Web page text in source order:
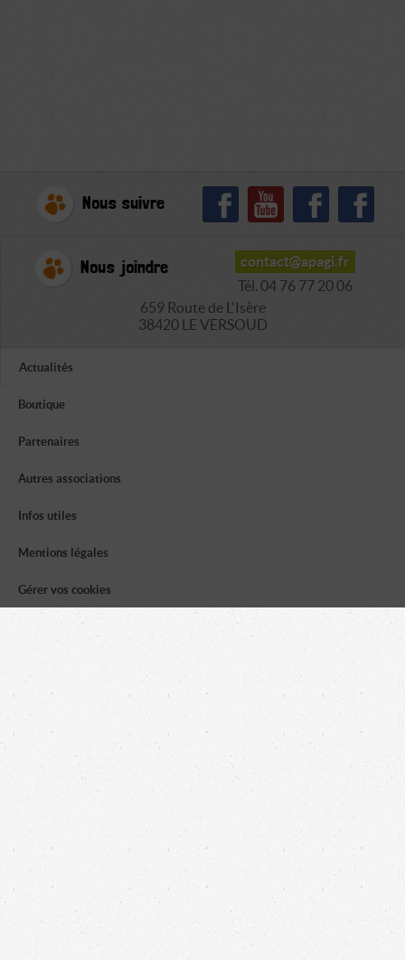
Nous suivre
Nous joindre
contact@apagi.fr
Tél. 04 76 77 20 06
659 Route de L'Isère
38420 LE VERSOUD
Actualités
Boutique
Partenaires
Autres associations
Infos utiles
Mentions légales
Gérer vos cookies